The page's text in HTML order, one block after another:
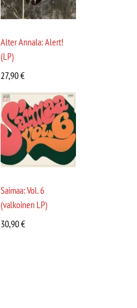
Alter Annala: Alert!
(LP)
27,90€
Saimaa: Vol. 6
(valkoinen LP)
30,90€